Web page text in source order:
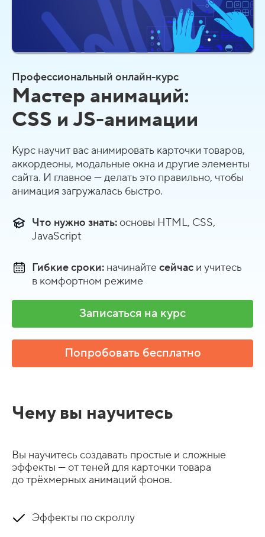
Профессиональный онлайн-курс
Мастер анимаций:
CSS и JS-анимации
Курс научит вас анимировать карточки товаров,
аккордеоны, модальные окна и другие элементы
сайта. И главное — делать это правильно, чтобы
анимация загружалась быстро.
Что нужно знать:основы HTML, CSS,
JavaScript
Гибкие сроки: начинайтесейчас и учитесь
в комфортном режиме
Записаться на курс
Попробовать бесплатно
Чему вы научитесь
Вы научитесь создавать простые и сложные
эффекты — от теней для карточки товара
до трёхмерных анимаций фонов.
Эффекты по скроллу